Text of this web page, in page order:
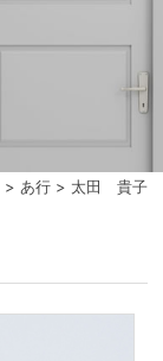
> あ行> 太田 貴子